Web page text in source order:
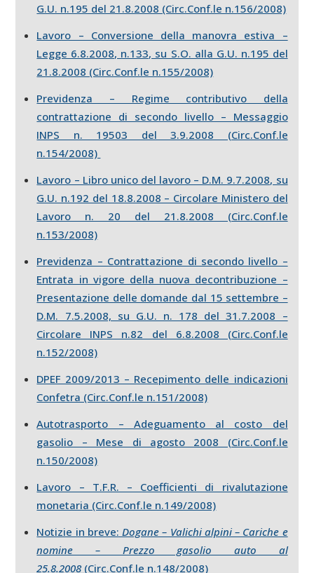
G.U. n.195 del 21.8.2008 (Circ.Conf.le n.156/2008)
Lavoro – Conversione della manovra estiva –
Legge 6.8.2008, n.133, su S.O. alla G.U. n.195 del
21.8.2008 (Circ.Conf.le n.155/2008)
Previdenza – Regime contributivo della
contrattazione di secondo livello – Messaggio
INPS n. 19503 del 3.9.2008 (Circ.Conf.le
n.154/2008)
Lavoro – Libro unico del lavoro – D.M. 9.7.2008, su
G.U. n.192 del 18.8.2008 – Circolare Ministero del
Lavoro n. 20 del 21.8.2008 (Circ.Conf.le
n.153/2008)
Previdenza – Contrattazione di secondo livello –
Entrata in vigore della nuova decontribuzione –
Presentazione delle domande dal 15 settembre –
D.M. 7.5.2008, su G.U. n. 178 del 31.7.2008 –
Circolare INPS n.82 del 6.8.2008 (Circ.Conf.le
n.152/2008)
DPEF 2009/2013 – Recepimento delle indicazioni
Confetra (Circ.Conf.le n.151/2008)
Autotrasporto – Adeguamento al costo del
gasolio – Mese di agosto 2008 (Circ.Conf.le
n.150/2008)
Lavoro – T.F.R. – Coefficienti di rivalutazione
monetaria (Circ.Conf.le n.149/2008)
Notizie in breve: Dogane – Valichi alpini – Cariche e
nomine – Prezzo gasolio auto al
25.8.2008 (Circ.Conf.le n.148/2008)